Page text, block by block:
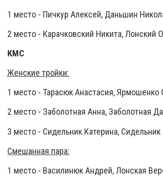
1 место - Пичкур Алексей, Даньшин
2 место - Карачковский Никита, Лонский
КМС
Женские тройки:
1 место - Тарасюк Анастасия, Ярмошенко
2 место - Заболотная Анна, Заболотная
3 место - Сидельник Катерина,
Смешанная пара:
1 место - Василинюк Андрей, Лонская